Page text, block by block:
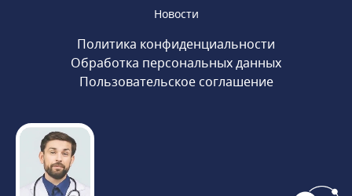
Новости
Политика конфиденциальности
Обработка персональных данных
Пользовательское соглашение